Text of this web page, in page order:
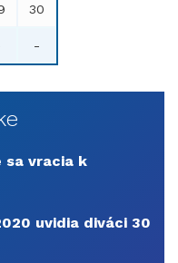
30
-
sa vracia k
uvidia diváci 30